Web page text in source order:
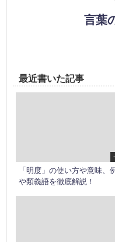
言葉
最近書いた記事
「明度」の使い方や意味、
や類義語を徹底解説！